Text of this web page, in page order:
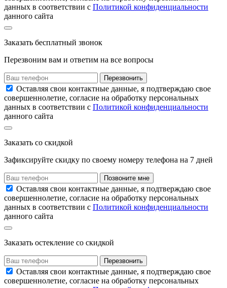
данных в соответствии с Политикой конфиденциальности
данного сайта
Заказать бесплатный звонок
Перезвоним вам и ответим на все вопросы
Перезвонить
Оставляя свои контактные данные, я подтверждаю свое
совершеннолетие, согласие на обработку персональных
данных в соответствии с Политикой конфиденциальности
данного сайта
Заказать со скидкой
Зафиксируйте скидку по своему номеру телефона на 7 дней
Позвоните мне
Оставляя свои контактные данные, я подтверждаю свое
совершеннолетие, согласие на обработку персональных
данных в соответствии с Политикой конфиденциальности
данного сайта
Заказать остекление со скидкой
Перезвонить
Оставляя свои контактные данные, я подтверждаю свое
совершеннолетие, согласие на обработку персональных